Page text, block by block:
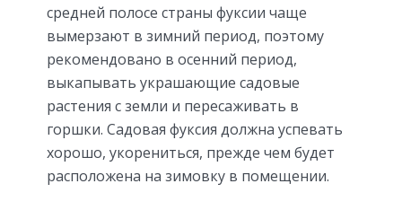
средней полосе страны фуксии чаще
вымерзают в зимний период, поэтому
рекомендовано в осенний период,
выкапывать украшающие садовые
растения с земли и пересаживать в
горшки. Садовая фуксия должна успевать
хорошо, укорениться, прежде чем будет
расположена на зимовку в помещении.